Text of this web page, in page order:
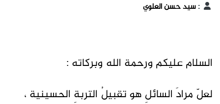
:سيد حسن العلوي
السلام عليكم ورحمة الله وبركاته :
لعلّ مرادَ السائلِ هو تقبيلُ التربةِ الحسينية ،